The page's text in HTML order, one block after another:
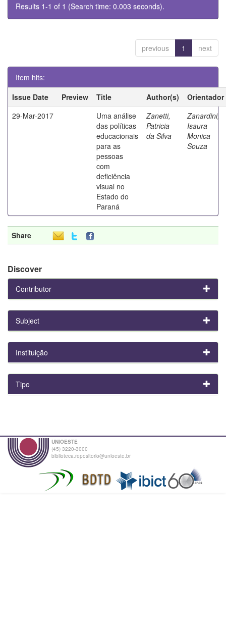
Results 1-1 of 1 (Search time: 0.003 seconds).
previous 1 next
Item hits:
Issue Date
Preview Title Author(s)
Orientador
29-Mar-2017
Uma análise
das políticas
educacionais
para as
pessoas
com
deficiência
visual no
Estado do
Paraná
Zanetti,
Patricia
da Silva
Zanardini,
Isaura
Monica
Souza
Share
Discover
Contributor
Subject
Instituição
Tipo
UNIOESTE
(45) 3220-3000
biblioteca.repositorio@unioeste.br